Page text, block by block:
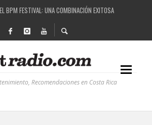
BPM FESTIVAL: UNA COMBINACIÓN EXITOSA
PROYECTO QUE ESTÁ TRANSFORMANDO LA CALIDAD DE
LA MÚSICA ELECTRÓNICA: BBC RADIOPHONIC WORKSHOP
BPM: UN REVIEW DE LA PRIMERA EDICIÓN QUE TRAJO
Recomendaciones en Costa Rica